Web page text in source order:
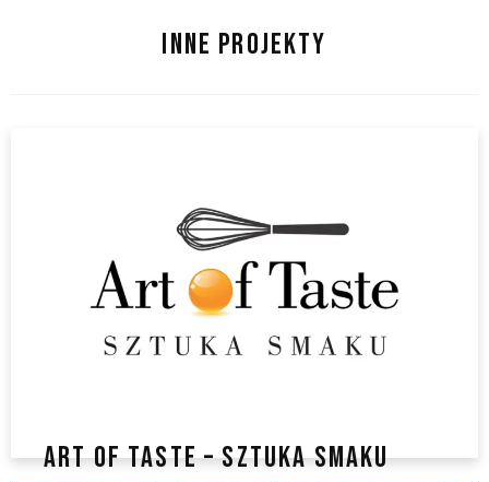
INNE PROJEKTY
ART OF TASTE – SZTUKA SMAKU